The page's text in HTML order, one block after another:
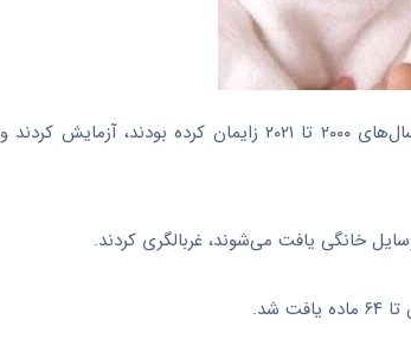
به گزارش خبرنگار مهر به نقل از هلث دی نیوز، محققان نمونه‌های ادرار بیش از ۵۰۰۰ زن را که بین سال‌های ۲۰۰۰ تا ۲۰۲۱ زایمان کرده بودند، آزمایش کردند و